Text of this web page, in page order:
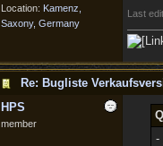
Location: Kamenz,
Saxony, Germany
Last
Re: Bugliste
HPS
member
-